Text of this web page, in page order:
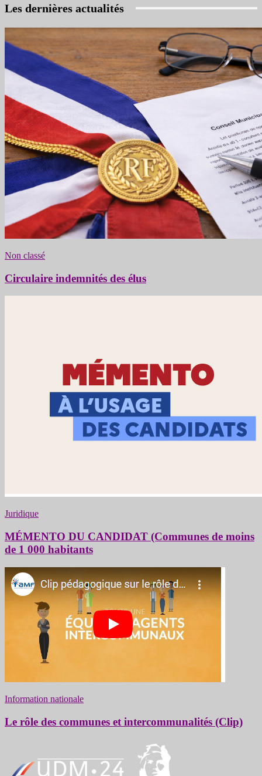
Les dernières actualités
Non classé
Circulaire indemnités des élus
Juridique
MÉMENTO DU CANDIDAT (Communes de moins
de 1 000 habitants
Information nationale
Le rôle des communes et intercommunalités (Clip)